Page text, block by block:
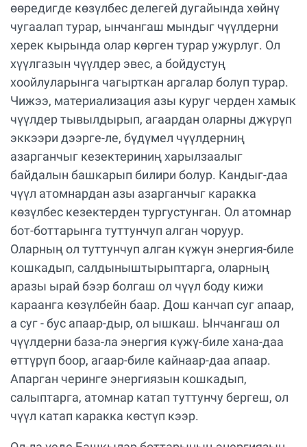
өөредигде көзүлбес делегей дугайында хөйнү
чугаалап турар, ынчангаш мындыг чүүлдерни
херек кырында олар көрген турар ужурлуг. Ол
хүүлгазын чүүлдер эвес, а бойдустуң
хоойлуларынга чагырткан аргалар болуп турар.
Чижээ, материализация азы куруг черден хамык
чүүлдер тывылдырып, агаардан оларны джүрүп
эккээри дээрге-ле, бүдүмел чүүлдерниң
азарганчыг кезектериниң харылзаалыг
байдалын башкарып билири болур. Кандыг-даа
чүүл атомнардан азы азарганчыг каракка
көзүлбес кезектерден тургустунган. Ол атомнар
бот-боттарынга туттунчуп алган чоруур.
Оларның ол туттунчуп алган күжүн энергия-биле
кошкадып, салдыныштырыптарга, оларның
аразы ырай бээр болгаш ол чүүл боду кижи
караанга көзүлбейн баар. Дош канчап суг апаар,
а суг - бус апаар-дыр, ол ышкаш. Ынчангаш ол
чүүлдерни база-ла энергия күжү-биле хана-даа
өттүрүп боор, агаар-биле кайнаар-даа апаар.
Апарган черинге энергиязын кошкадып,
салыптарга, атомнар катап туттунчу бергеш, ол
чүүл катап каракка көстүп кээр.